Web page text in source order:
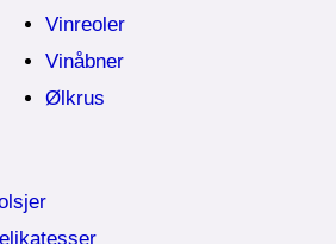
Vinreoler
Vinåbner
Ølkrus